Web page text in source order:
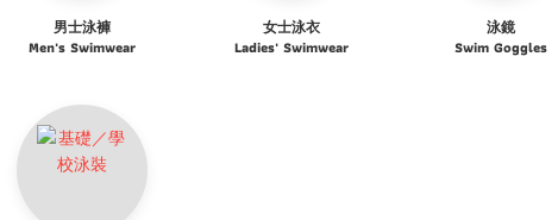
男士泳褲
Men's Swimwear
女士泳衣
Ladies' Swimwear
泳鏡
Swim Goggles